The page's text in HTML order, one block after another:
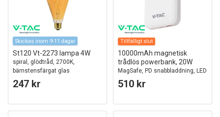
Skickas inom 9-11 dagar
St120 Vt-2273 lampa 4W
spiral, glödtråd, 2700K,
bärnstensfärgat glas
247 kr
Tillfälligt slut
10000mAh magnetisk
trådlös powerbank, 20W
MagSafe, PD snabbladdning, LED
indikator, vit
510 kr